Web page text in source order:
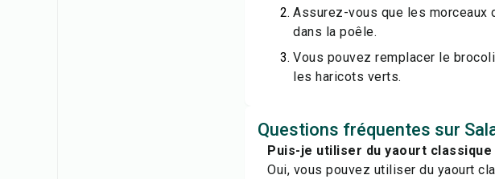
Assurez-vous que les
dans la poêle.
Vous pouvez remplacer le
les haricots verts.
Questions fréquentes sur
Puis-je utiliser du yaourt
Oui, vous pouvez utiliser du yaourt